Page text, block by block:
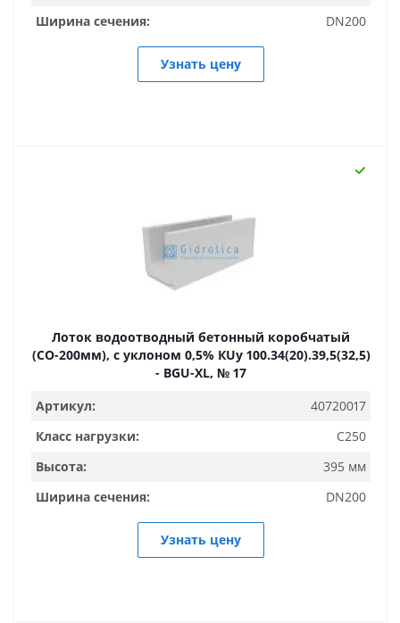
Ширина сечения:
DN200
Узнать цену
Лоток водоотводный бетонный коробчатый
(СО-200мм), с уклоном 0,5% КUу 100.34(20).39,5(32,5)
- BGU-XL, № 17
Артикул:
40720017
Класс нагрузки:
C250
Высота:
395 мм
Ширина сечения:
DN200
Узнать цену